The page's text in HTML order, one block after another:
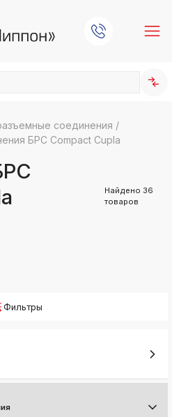
соединения /
БРС Compact Cupla
Найдено 36
товаров
Фильтры